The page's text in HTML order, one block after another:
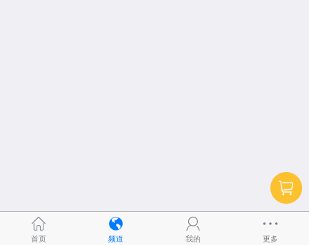
首页 频道 我的 更多